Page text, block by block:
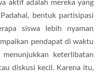
aktif adalah mereka yang
bentuk partisipasi
siswa lebih nyaman
pendapat di waktu
keterlibatan
diskusi kecil. Karena itu,